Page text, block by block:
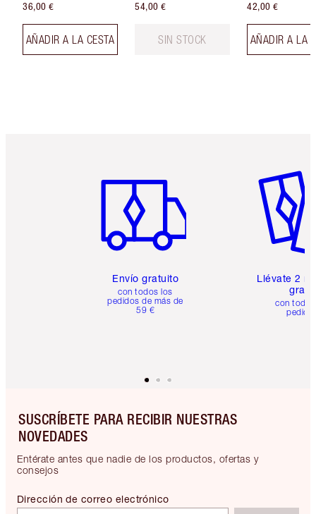
36,00 €
AÑADIR A LA CESTA
54,00 €
SIN STOCK
42,00 €
AÑADIR A LA
Envío gratuito
con todos los
pedidos de más de
59 €
Llévate 2
gratis
con
SUSCRÍBETE PARA RECIBIR NUESTRAS
NOVEDADES
Entérate antes que nadie de los productos, ofertas y
consejos
Dirección de correo electrónico